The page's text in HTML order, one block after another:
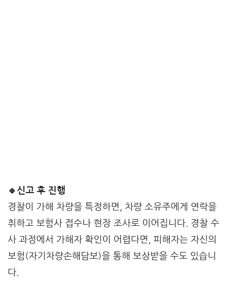
🔹신고 후 진행
경찰이 가해 차량을 특정하면, 차량 소유주에게 연락을
취하고 보험사 접수나 현장 조사로 이어집니다. 경찰 수
사 과정에서 가해자 확인이 어렵다면, 피해자는 자신의
보험(자기차량손해담보)을 통해 보상받을 수도 있습니
다.